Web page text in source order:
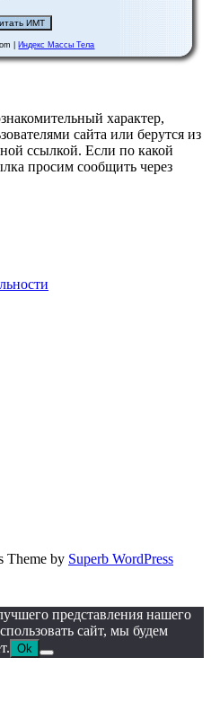
| Индекс Массы Тела
характер,
сайта или берутся из
ссылкой. Если по какой
просим сообщить через
Theme by Superb WordPress
представления нашего
сайт, мы будем
Ok